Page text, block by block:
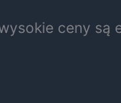
ceny są